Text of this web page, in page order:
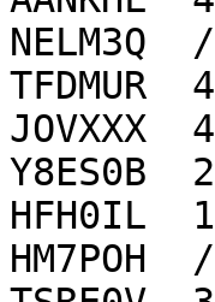
NELM3Q	/1
TFDMUR	4/5
JOVXXX	4
Y8ES0B	2
HFH0IL	1/2
HM7POH	/1